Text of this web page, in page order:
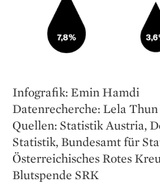
Infografik: Emin Hamdi
Datenrecherche: Lela Thun
Quellen: Statistik Austria,
Statistik, Bundesamt für
Österreichisches Rotes
Blutspende SRK